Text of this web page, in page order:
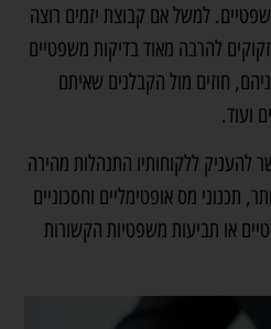
למשל אם קבוצת יזמים רוצה
להרבה מאוד בדיקות משפטיים
חוזים מול הקבלנים שאיתם
ועוד.
להעניק ללקוחותיו התנהלות מהירה
תכנוני מס אופטימליים וחסכוניים
או תביעות משפטיות הקשורות